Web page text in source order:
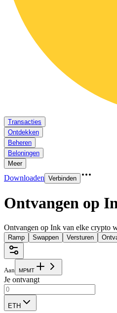
Transacties
Ontdekken
Beheren
Beloningen
Meer
Downloaden Verbinden
Ontvangen op
Ontvangen op Ink van elke crypto
Ramp Swappen Versturen
Aan MPMT
Je ontvangt
ETH